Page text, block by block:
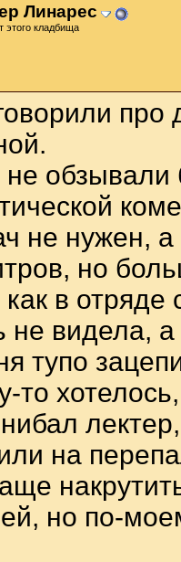
Линарес
этого кладбища
не
не нужен,
но
в отряде
не видела,
тупо
то
на
но по-